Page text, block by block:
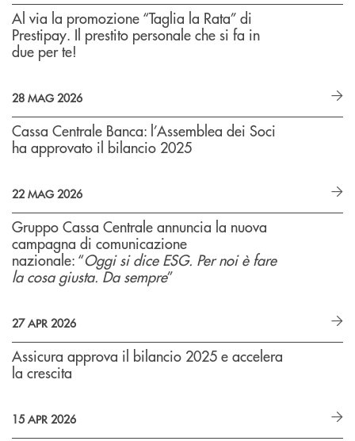
Al via la promozione “Taglia la Rata” di
Prestipay. Il prestito personale che si fa in
due per te!
28 MAG 2026
Cassa Centrale Banca: l’Assemblea dei Soci
ha approvato il bilancio 2025
22 MAG 2026
Gruppo Cassa Centrale annuncia la nuova
campagna di comunicazione
nazionale: “Oggi si dice ESG. Per noi è fare
la cosa giusta. Da sempre”
27 APR 2026
Assicura approva il bilancio 2025 e accelera
la crescita
15 APR 2026